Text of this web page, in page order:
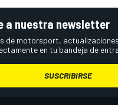
a nuestra newsletter
de motorsport,
en tu bandeja de
SUSCRIBIRSE